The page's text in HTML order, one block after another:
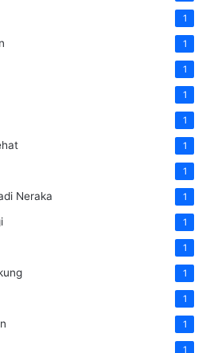
1
1
1
1
1
1
1
Neraka 1
1
1
1
1
1
1